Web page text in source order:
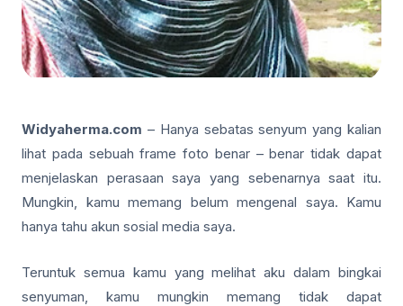
Widyaherma.com – Hanya sebatas senyum yang kalian
lihat pada sebuah frame foto benar – benar tidak dapat
menjelaskan perasaan saya yang sebenarnya saat itu.
Mungkin, kamu memang belum mengenal saya. Kamu
hanya tahu akun sosial media saya.
Teruntuk semua kamu yang melihat aku dalam bingkai
senyuman, kamu mungkin memang tidak dapat